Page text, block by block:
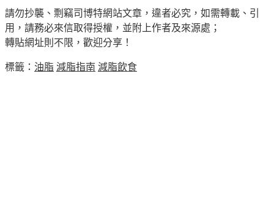
請勿抄襲、剽竊司博特網站文章，違者必究，如需轉載、引
用，請務必來信取得授權，並附上作者及來源處；
轉貼網址則不限，歡迎分享！
標籤： 油脂 減脂指南 減脂飲食